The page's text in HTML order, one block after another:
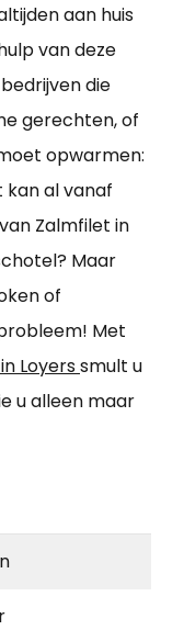
aan huis
van deze
die
gerechten, of
opwarmen:
kan al vanaf
Zalmfilet in
Maar
of
Met
Loyerssmult u
u alleen maar